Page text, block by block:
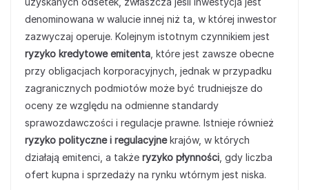
denominowana w walucie innej niż ta, w której inwestor
zazwyczaj operuje. Kolejnym istotnym czynnikiem jest
ryzyko kredytowe emitenta , które jest zawsze obecne
przy obligacjach korporacyjnych, jednak w przypadku
zagranicznych podmiotów może być trudniejsze do
oceny ze względu na odmienne standardy
sprawozdawczości i regulacje prawne. Istnieje również
ryzyko polityczne i regulacyjnekrajów, w których
działają emitenci, a także ryzyko płynności , gdy liczba
ofert kupna i sprzedaży na rynku wtórnym jest niska.